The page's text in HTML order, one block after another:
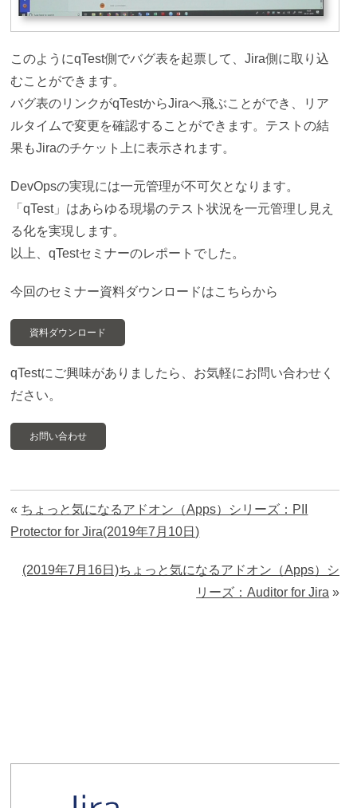
このようにqTest側でバグ表を起票して、Jira側に取り込
むことができます。
バグ表のリンクがqTestからJiraへ飛ぶことができ、リア
ルタイムで変更を確認することができます。テストの結
果もJiraのチケット上に表示されます。
DevOpsの実現には一元管理が不可欠となります。
「qTest」はあらゆる現場のテスト状況を一元管理し見え
る化を実現します。
以上、qTestセミナーのレポートでした。
今回のセミナー資料ダウンロードはこちらから
資料ダウンロード
qTestにご興味がありましたら、お気軽にお問い合わせく
ださい。
お問い合わせ
« ちょっと気になるアドオン（Apps）シリーズ：PII
Protector for Jira(2019年7月10日)
(2019年7月16日)ちょっと気になるアドオン（Apps）シ
リーズ：Auditor for Jira »